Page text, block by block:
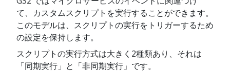
て、カスタムスクリプトを実行することができます。
このモデルは、スクリプトの実行をトリガーするため
の設定を保持します。
スクリプトの実行方式は大きく2種類あり、それは
「同期実行」と「非同期実行」です。